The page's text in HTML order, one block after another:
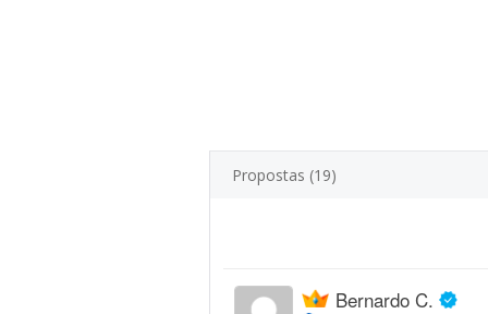
Propostas (19)
Bernardo C.